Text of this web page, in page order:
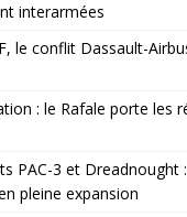
interarmées
le conflit Dassault-
: le Rafale porte les
PAC-3 et Dreadnought :
pleine expansion